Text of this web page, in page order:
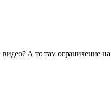
А то там ограничение